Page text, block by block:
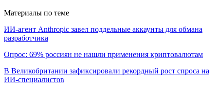
Материалы по теме
ИИ-агент Anthropic завел поддельные аккаунты для обмана
разработчика
Опрос: 69% россиян не нашли применения криптовалютам
В Великобритании зафиксировали рекордный рост спроса на
ИИ-специалистов